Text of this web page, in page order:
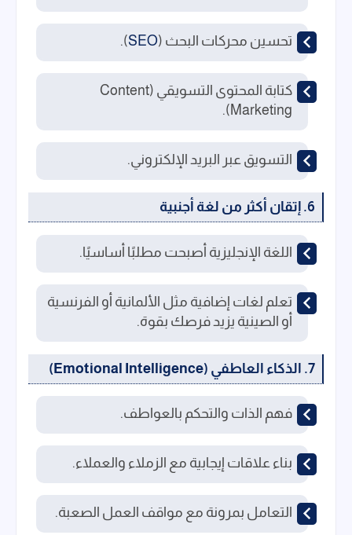
تحسين محركات البحث (SEO
).
كتابة المحتوى التسويقي (Content
Marketing).
التسويق عبر البريد الإلكتروني.
6. إتقان أكثر من لغة أجنبية
اللغة الإنجليزية أصبحت مطلبًا أساسيًا.
تعلم لغات إضافية مثل الألمانية أو الفرنسية
أو الصينية يزيد فرصك بقوة.
7. الذكاء العاطفي (Emotional Intelligence)
فهم الذات والتحكم بالعواطف.
بناء علاقات إيجابية مع الزملاء والعملاء.
التعامل بمرونة مع مواقف العمل الصعبة.